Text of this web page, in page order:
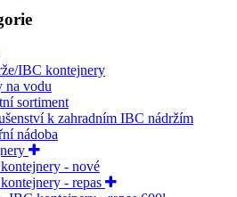
IBC kontejnery
na vodu
sortiment
k zahradním IBC nádržím
nádoba
- nové
- repas